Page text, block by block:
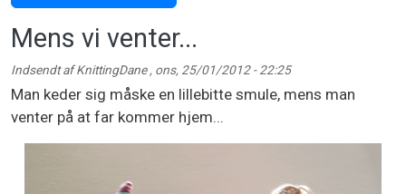
Mens vi venter...
Indsendt afKnittingDane , ons, 25/01/2012 - 22:25
Man keder sig måske en lillebitte smule, mens man
venter på at far kommer hjem...